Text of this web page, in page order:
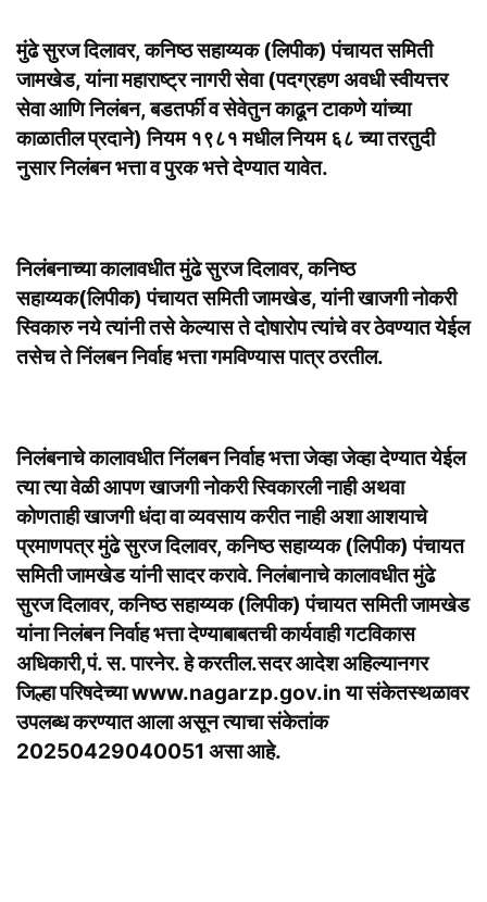
मुंढे सुरज दिलावर, कनिष्ठ सहाय्यक (लिपीक) पंचायत समिती
जामखेड, यांना महाराष्ट्र नागरी सेवा (पदग्रहण अवधी स्वीयत्तर
सेवा आणि निलंबन, बडतर्फी व सेवेतुन काढून टाकणे यांच्या
काळातील प्रदाने) नियम १९८१ मधील नियम ६८ च्या तरतुदी
नुसार निलंबन भत्ता व पुरक भत्ते देण्यात यावेत.
निलंबनाच्या कालावधीत मुंढे सुरज दिलावर, कनिष्ठ
सहाय्यक(लिपीक) पंचायत समिती जामखेड, यांनी खाजगी नोकरी
स्विकारु नये त्यांनी तसे केल्यास ते दोषारोप त्यांचे वर ठेवण्यात येईल
तसेच ते निंलबन निर्वाह भत्ता गमविण्यास पात्र ठरतील.
निलंबनाचे कालावधीत निंलबन निर्वाह भत्ता जेव्हा जेव्हा देण्यात येईल
त्या त्या वेळी आपण खाजगी नोकरी स्विकारली नाही अथवा
कोणताही खाजगी धंदा वा व्यवसाय करीत नाही अशा आशयाचे
प्रमाणपत्र मुंढे सुरज दिलावर, कनिष्ठ सहाय्यक (लिपीक) पंचायत
समिती जामखेड यांनी सादर करावे. निलंबानाचे कालावधीत मुंढे
सुरज दिलावर, कनिष्ठ सहाय्यक (लिपीक) पंचायत समिती जामखेड
यांना निलंबन निर्वाह भत्ता देण्याबाबतची कार्यवाही गटविकास
अधिकारी,पं. स. पारनेर. हे करतील.सदर आदेश अहिल्यानगर
जिल्हा परिषदेच्या www.nagarzp.gov.in या संकेतस्थळावर
उपलब्ध करण्यात आला असून त्याचा संकेतांक
20250429040051 असा आहे.